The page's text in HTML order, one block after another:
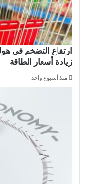
زيادة أسعار الطاقة
منذ أسبوع واحد